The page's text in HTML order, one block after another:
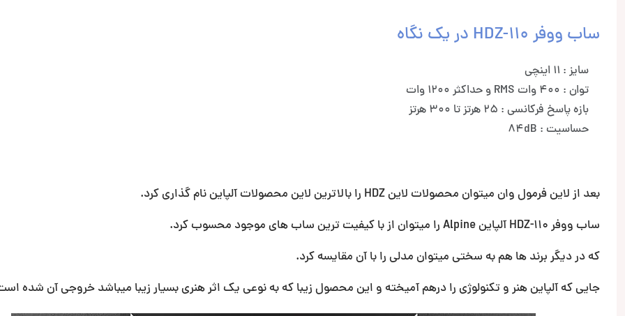
ساب ووفر HDZ-110 در یک نگاه
سایز : 11 اینچی
توان : 400 وات RMS و حداکثر 1200 وات
بازه پاسخ فرکانسی : 25 هرتز تا 300 هرتز
حساسیت : 84dB
بعد از لاین فرمول وان میتوان محصولات لاین HDZ را بالاترین لاین محصولات آلپاین نام گذاری کرد.
ساب ووفر HDZ-110 آلپاین Alpine را میتوان از با کیفیت ترین ساب های موجود محسوب کرد.
که در دیگر برند ها هم به سختی میتوان مدلی را با آن مقایسه کرد.
جایی که آلپاین هنر و تکنولوژی را درهم آمیخته و این محصول زیبا که به نوعی یک اثر هنری بسیار زیبا میباشد خروجی آن شده